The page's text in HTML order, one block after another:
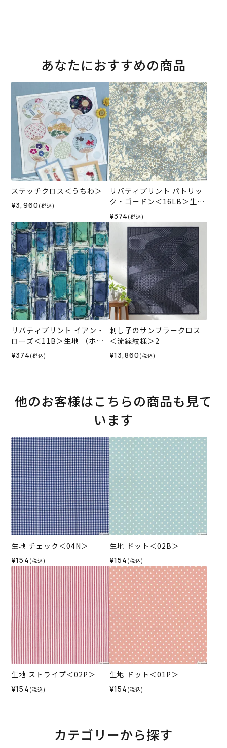
あなたにおすすめの商品
ステッチクロス＜うちわ＞
¥3,960 (税込)
リバティプリント パトリッ
ク・ゴードン＜16LB＞生地
（ホビーラホビーレオリジ
ナル）2026SS
¥374 (税込)
リバティプリント イアン・
ローズ＜11B＞生地 （ホビ
ーラホビーレオリジナル）2
026SS
¥374 (税込)
刺し子のサンプラークロス
＜流線紋様＞2
¥13,860 (税込)
他のお客様はこちらの商品も見て
います
生地 チェック＜04N＞
¥154 (税込)
生地 ドット＜02B＞
¥154 (税込)
生地 ストライプ＜02P＞
¥154 (税込)
生地 ドット＜01P＞
¥154 (税込)
カテゴリーから探す